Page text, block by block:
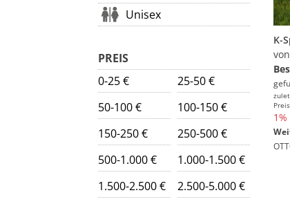
Unisex
PREIS
0-25 €
25-50 €
50-100 €
100-150 €
150-250 €
250-500 €
500-1.000 €
1.000-1.500 €
1.500-2.500 €
2.500-5.000 €
von